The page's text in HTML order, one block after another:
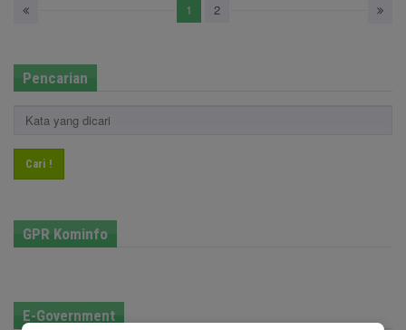
1 2
Pencarian
Cari !
GPR Kominfo
E-Government